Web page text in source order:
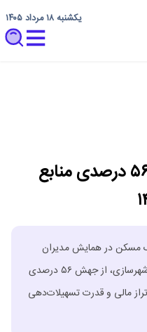
یکشنبه ۱۸ مرداد ۱۴۰۵
بهبود تراز مالی و جهش ۵۶ درصدی منابع
مسکن در همایش مدیران
ارشد بانک مسکن با حضور وزیر راه و شهرسازی، از جهش ۵۶ درصدی
در سال ۱۴۰۴، بهبود تراز مالی و قدرت تسهیلات‌دهی